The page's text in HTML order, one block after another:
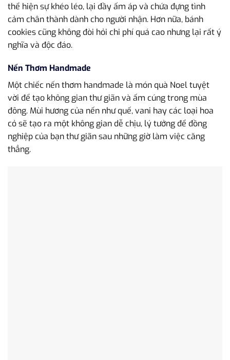
thể hiện sự khéo léo, lại đầy ấm áp và chứa đựng tình
cảm chân thành dành cho người nhận. Hơn nữa, bánh
cookies cũng không đòi hỏi chi phí quá cao nhưng lại rất ý
nghĩa và độc đáo.
Nến Thơm Handmade
Một chiếc nến thơm handmade là món quà Noel tuyệt
vời để tạo không gian thư giãn và ấm cúng trong mùa
đông. Mùi hương của nến như quế, vani hay các loại hoa
cỏ sẽ tạo ra một không gian dễ chịu, lý tưởng để đồng
nghiệp của bạn thư giãn sau những giờ làm việc căng
thẳng.